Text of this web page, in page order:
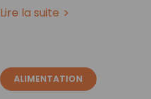
Lire la suite
ALIMENTATION